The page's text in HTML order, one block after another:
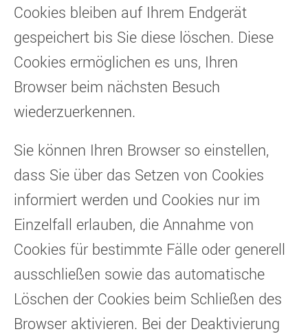
Cookies bleiben auf Ihrem Endgerät
gespeichert bis Sie diese löschen. Diese
Cookies ermöglichen es uns, Ihren
Browser beim nächsten Besuch
wiederzuerkennen.
Sie können Ihren Browser so einstellen,
dass Sie über das Setzen von Cookies
informiert werden und Cookies nur im
Einzelfall erlauben, die Annahme von
Cookies für bestimmte Fälle oder generell
ausschließen sowie das automatische
Löschen der Cookies beim Schließen des
Browser aktivieren. Bei der Deaktivierung